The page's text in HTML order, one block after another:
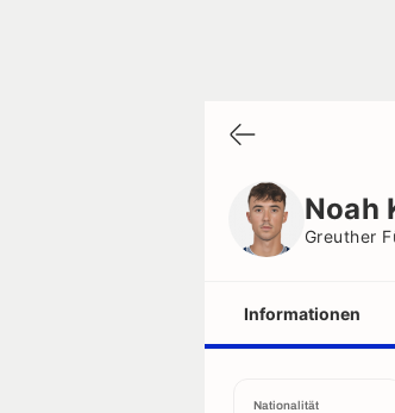
Noah
Greuther
Informationen
Nationalität